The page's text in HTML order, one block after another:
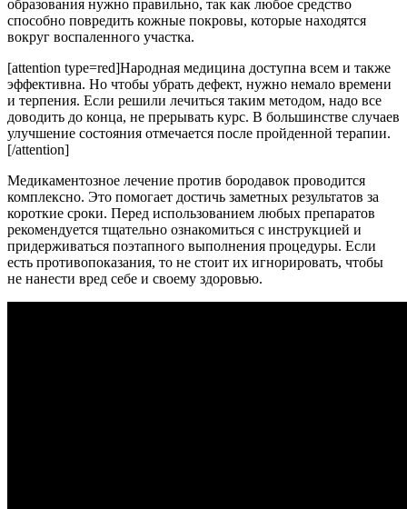
образования нужно правильно, так как любое средство
способно повредить кожные покровы, которые находятся
вокруг воспаленного участка.
[attention type=red]Народная медицина доступна всем и также
эффективна. Но чтобы убрать дефект, нужно немало времени
и терпения. Если решили лечиться таким методом, надо все
доводить до конца, не прерывать курс. В большинстве случаев
улучшение состояния отмечается после пройденной терапии.
[/attention]
Медикаментозное лечение против бородавок проводится
комплексно. Это помогает достичь заметных результатов за
короткие сроки. Перед использованием любых препаратов
рекомендуется тщательно ознакомиться с инструкцией и
придерживаться поэтапного выполнения процедуры. Если
есть противопоказания, то не стоит их игнорировать, чтобы
не нанести вред себе и своему здоровью.